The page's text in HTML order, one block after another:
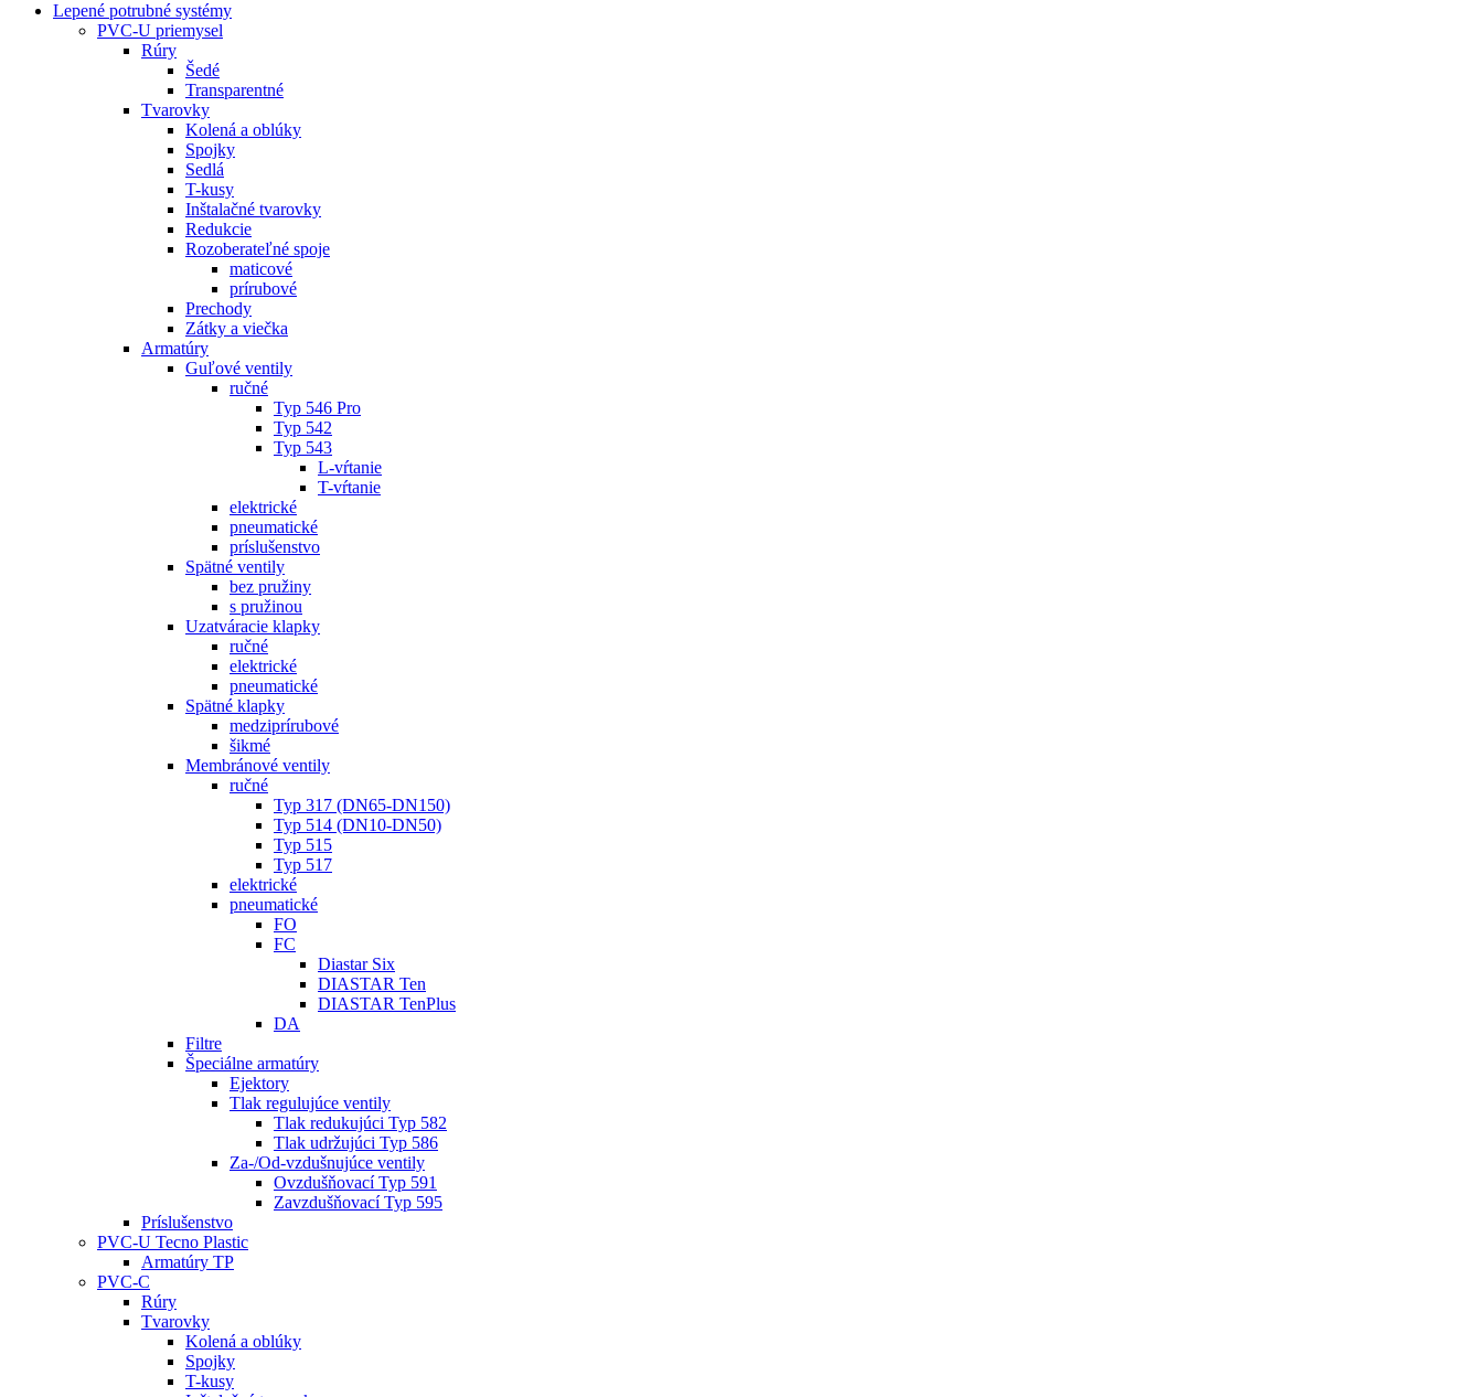
Lepené potrubné systémy
PVC-U priemysel
Rúry
Šedé
Transparentné
Tvarovky
Kolená a oblúky
Spojky
Sedlá
T-kusy
Inštalačné tvarovky
Redukcie
Rozoberateľné spoje
maticové
prírubové
Prechody
Zátky a viečka
Armatúry
Guľové ventily
ručné
Typ 546 Pro
Typ 542
Typ 543
L-vŕtanie
T-vŕtanie
elektrické
pneumatické
príslušenstvo
Spätné ventily
bez pružiny
s pružinou
Uzatváracie klapky
ručné
elektrické
pneumatické
Spätné klapky
medziprírubové
šikmé
Membránové ventily
ručné
Typ 317 (DN65-DN150)
Typ 514 (DN10-DN50)
Typ 515
Typ 517
elektrické
pneumatické
FO
FC
Diastar Six
DIASTAR Ten
DIASTAR TenPlus
DA
Filtre
Špeciálne armatúry
Ejektory
Tlak regulujúce ventily
Tlak redukujúci Typ 582
Tlak udržujúci Typ 586
Za-/Od-vzdušnujúce ventily
Ovzdušňovací Typ 591
Zavzdušňovací Typ 595
Príslušenstvo
PVC-U Tecno Plastic
Armatúry TP
PVC-C
Rúry
Tvarovky
Kolená a oblúky
Spojky
T-kusy